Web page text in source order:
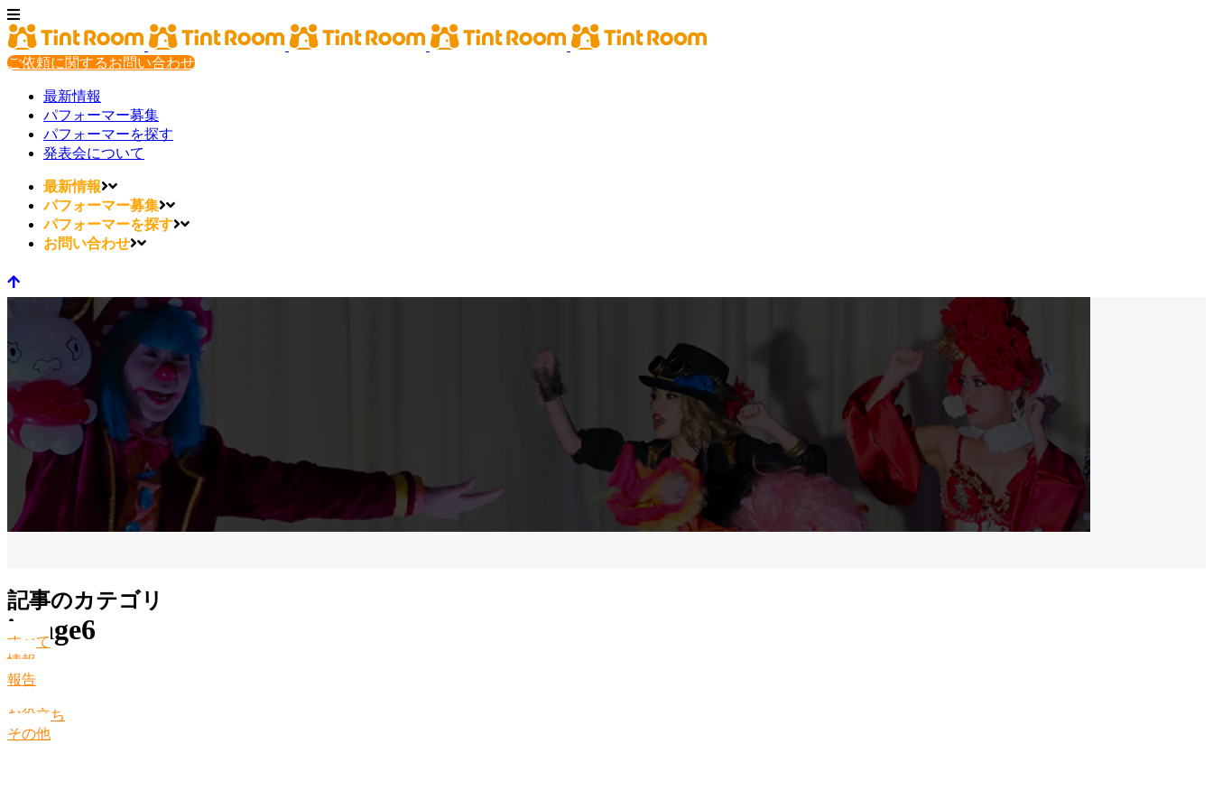
ご依頼に関するお問い合わせ
最新情報
パフォーマー募集
パフォーマーを探す
発表会について
最新情報
パフォーマー募集
パフォーマーを探す
お問い合わせ
image6
記事のカテゴリ
すべて
情報
報告
お役立ち
その他